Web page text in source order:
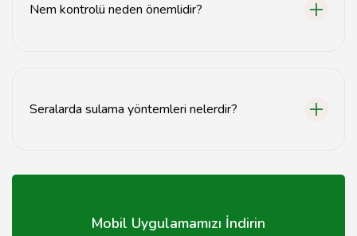
Nem kontrolü neden önemlidir?
Seralarda sulama yöntemleri nelerdir?
sulama yöntemleridir.
Mobil Uygulamamızı İndirin